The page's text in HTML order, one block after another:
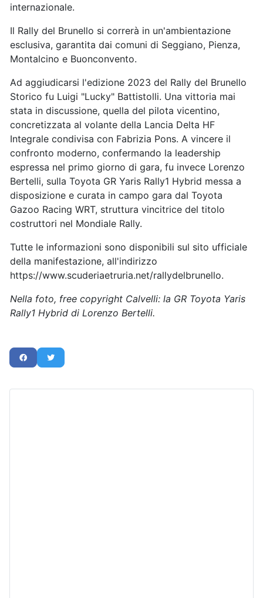
internazionale.
Il Rally del Brunello si correrà in un'ambientazione
esclusiva, garantita dai comuni di Seggiano, Pienza,
Montalcino e Buonconvento.
Ad aggiudicarsi l'edizione 2023 del Rally del Brunello
Storico fu Luigi "Lucky" Battistolli. Una vittoria mai
stata in discussione, quella del pilota vicentino,
concretizzata al volante della Lancia Delta HF
Integrale condivisa con Fabrizia Pons. A vincere il
confronto moderno, confermando la leadership
espressa nel primo giorno di gara, fu invece Lorenzo
Bertelli, sulla Toyota GR Yaris Rally1 Hybrid messa a
disposizione e curata in campo gara dal Toyota
Gazoo Racing WRT, struttura vincitrice del titolo
costruttori nel Mondiale Rally.
Tutte le informazioni sono disponibili sul sito ufficiale
della manifestazione, all'indirizzo
https://www.scuderiaetruria.net/rallydelbrunello.
Nella foto, free copyright Calvelli: la GR Toyota Yaris
Rally1 Hybrid di Lorenzo Bertelli.